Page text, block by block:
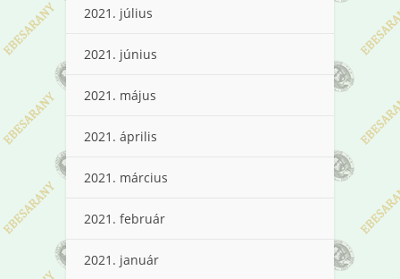
2021. július
2021. június
2021. május
2021. április
2021. március
2021. február
2021. január